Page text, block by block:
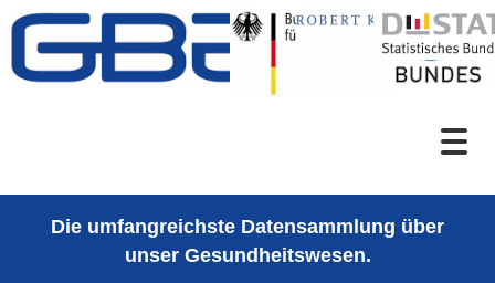
Zum Inhalt
Sprachumschaltung
Die umfangreichste Datensammlung über
unser Gesundheitswesen.